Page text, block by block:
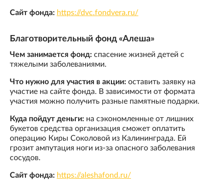
Сайт фонда: https://dvc.fondvera.ru/
Благотворительный фонд «Алеша»
Чем занимается фонд: спасение жизней детей с
тяжелыми заболеваниями.
Что нужно для участия в акции: оставить заявку на
участие на сайте фонда. В зависимости от формата
участия можно получить разные памятные подарки.
Куда пойдут деньги: на сэкономленные от лишних
букетов средства организация сможет оплатить
операцию Киры Соколовой из Калининграда. Ей
грозит ампутация ноги из-за опасного заболевания
сосудов.
Сайт фонда: https://aleshafond.ru/